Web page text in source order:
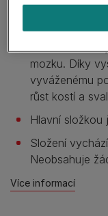
Kolostrum
Krmivo
mozku. Díky
vyváženému
růst kostí a
Hlavní složkou
Složení
Neobsahuje
Více informací